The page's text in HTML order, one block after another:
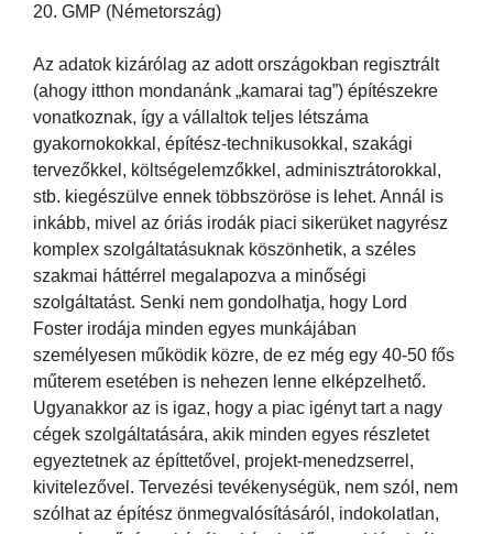
20. GMP (Németország)
Az adatok kizárólag az adott országokban regisztrált
(ahogy itthon mondanánk „kamarai tag”) építészekre
vonatkoznak, így a vállaltok teljes létszáma
gyakornokokkal, építész-technikusokkal, szakági
tervezőkkel, költségelemzőkkel, adminisztrátorokkal,
stb. kiegészülve ennek többszöröse is lehet. Annál is
inkább, mivel az óriás irodák piaci sikerüket nagyrész
komplex szolgáltatásuknak köszönhetik, a széles
szakmai háttérrel megalapozva a minőségi
szolgáltatást. Senki nem gondolhatja, hogy Lord
Foster irodája minden egyes munkájában
személyesen működik közre, de ez még egy 40-50 fős
műterem esetében is nehezen lenne elképzelhető.
Ugyanakkor az is igaz, hogy a piac igényt tart a nagy
cégek szolgáltatására, akik minden egyes részletet
egyeztetnek az építtetővel, projekt-menedzserrel,
kivitelezővel. Tervezési tevékenységük, nem szól, nem
szólhat az építész önmegvalósításáról, indokolatlan,